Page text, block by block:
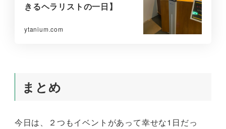
きるヘラリストの一日】
ytanium.com
まとめ
今日は、２つもイベントがあって幸せな1日だっ